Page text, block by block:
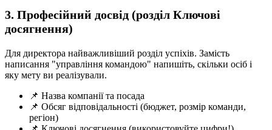
3. Професійний досвід (розділ Ключові
досягнення)
Для директора найважливіший розділ успіхів. Замість
написання "управління командою" напишіть, скільки осіб і
яку мету ви реалізували.
📌 Назва компанії та посада
📌 Обсяг відповідальності (бюджет, розмір команди,
регіон)